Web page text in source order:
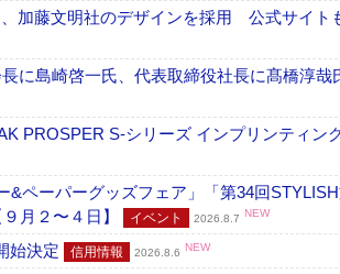
加藤文明社のデザインを採用 公式サイト
に島崎啓一氏、代表取締役社長に髙橋淳哉
PROSPER S-シリーズ インプリンティ
ペーパーグッズフェア」「第34回
月２〜４日】
イベント 2026.8.7 NEW
始決定 信用情報 2026.8.6 NEW